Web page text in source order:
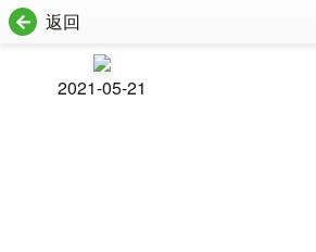
返回
2021-05-21